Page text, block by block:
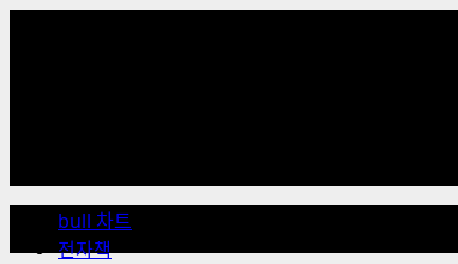
Menu
bull 차트
전자책